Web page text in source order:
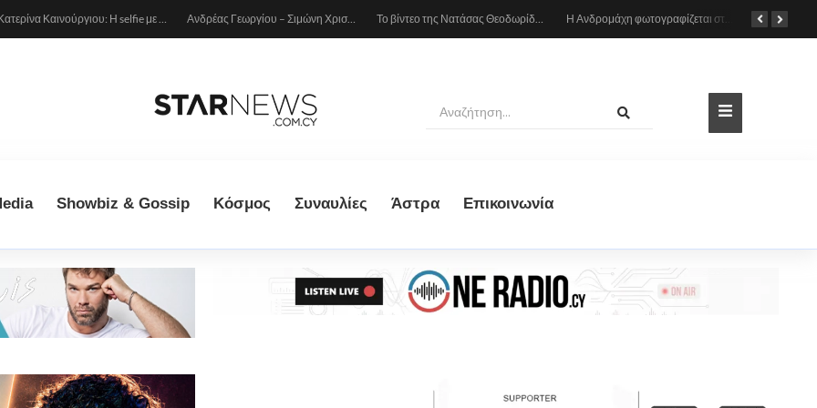
Κατερίνα Καινούργιου: Η selfie με μπλε μαγιό κάτω από τον ήλιο – Η λεπτομέρεια που λατρέψαμε (φωτογραφία) Ανδρέας Γεωργίου – Σιμώνη Χριστοδούλου: Ερωτευμένοι στο Μιλάνο! Το βίντεο της Νατάσας Θεοδωρίδου με τη μητέρα της από το αυτοκίνητο: «Πες κάτι στο κοινό σου ρε μαμά»
Showbiz & Gossip Κόσμος Συναυλίες Άστρα Eπικοινωνία